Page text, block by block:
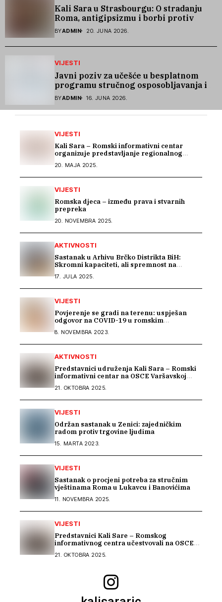
Kali Sara u Strasbourgu: O stradanju
Roma, antigipsizmu i borbi protiv
govora mržnje
BYADMIN 20. JUNA 2026.
VIJESTI
Javni poziv za učešće u besplatnom
programu stručnog osposobljavanja i
podrške pri zapošljavanju
BYADMIN 16. JUNA 2026.
VIJESTI
Kali Sara – Romski informativni centar
organizuje predstavljanje regionalnog
OF ROMA IN THE WESTERN BALKANS“
20. MAJA 2025.
VIJESTI
Romska djeca – između prava i stvarnih
prepreka
20. NOVEMBRA 2025.
AKTIVNOSTI
Sastanak u Arhivu Brčko Distrikta BiH:
Skromni kapaciteti, ali spremnost na
Kali Sara
17. JULA 2025.
VIJESTI
Povjerenje se gradi na terenu: uspješan
odgovor na COVID-19 u romskim
8. NOVEMBRA 2023.
AKTIVNOSTI
Predstavnici udruženja Kali Sara – Romski
informativni centar na OSCE Varšavskoj
Roma na području Podrinja u periodu 1992–
1995. godine
21. OKTOBRA 2025.
VIJESTI
Održan sastanak u Zenici: zajedničkim
radom protiv trgovine ljudima
15. MARTA 2023.
VIJESTI
Sastanak o procjeni potreba za stručnim
vještinama Roma u Lukavcu i Banovićima
11. NOVEMBRA 2025.
VIJESTI
Predstavnici Kali Sare – Romskog
informativnog centra učestvovali na OSCE
21. OKTOBRA 2025.